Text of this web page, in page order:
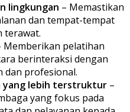
lingkungan – Memastikan
dan tempat-tempat
terawat.
Memberikan pelatihan
berinteraksi dengan
dan profesional.
yang lebih terstruktur –
yang fokus pada